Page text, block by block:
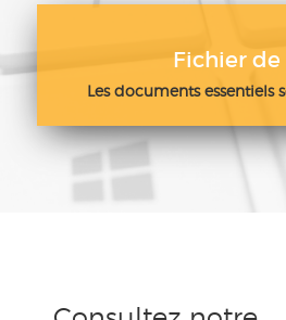
Fichier de
Les documents essentiels